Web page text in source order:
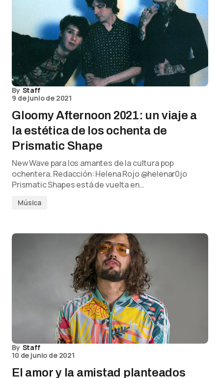
By Staff
9 de junio de 2021
Gloomy Afternoon 2021: un viaje a
la estética de los ochenta de
Prismatic Shape
New Wave para los amantes de la cultura pop
ochentera. Redacción: Helena Rojo @helenar0jo
Prismatic Shapes está de vuelta en…
Música
By Staff
10 de junio de 2021
El amor y la amistad planteados